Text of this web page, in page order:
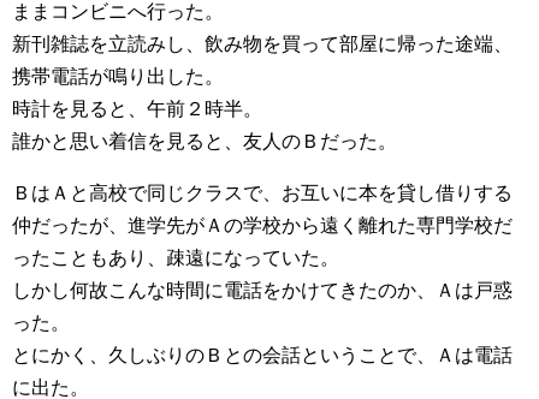
ままコンビニへ行った。
新刊雑誌を立読みし、飲み物を買って部屋に帰った途端、
携帯電話が鳴り出した。
時計を見ると、午前２時半。
誰かと思い着信を見ると、友人のＢだった。
ＢはＡと高校で同じクラスで、お互いに本を貸し借りする
仲だったが、進学先がＡの学校から遠く離れた専門学校だ
ったこともあり、疎遠になっていた。
しかし何故こんな時間に電話をかけてきたのか、Ａは戸惑
った。
とにかく、久しぶりのＢとの会話ということで、Ａは電話
に出た。